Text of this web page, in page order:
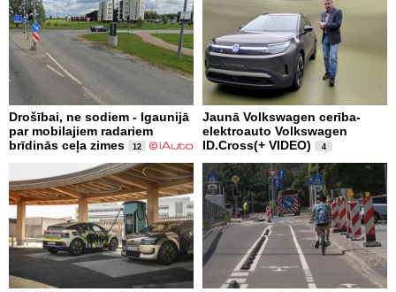
Drošībai, ne sodiem - Igaunijā
par mobilajiem radariem
brīdinās ceļa zimes
12
Jaunā Volkswagen cerība-
elektroauto Volkswagen
ID.Cross(+ VIDEO)
4